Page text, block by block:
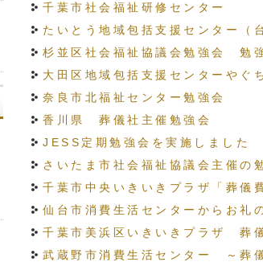
千葉市社会福祉研修センター
たいとう地域包括支援センター（
杉並区社会福祉協議会勉強会 勉
大田区地域包括支援センターや
奈良市北福祉センター勉強会
香川県 葬儀社主催勉強会
JESS定期勉強会を実施しました
さいたま市社会福祉協議会主催の
千葉市中央いきいきプラザ「葬儀
仙台市消費生活センターからお礼
千葉市美浜区いきいきプラザ 葬
武蔵野市消費生活センター ～葬